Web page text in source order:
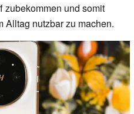
zubekommen und somit
Alltag nutzbar zu machen.